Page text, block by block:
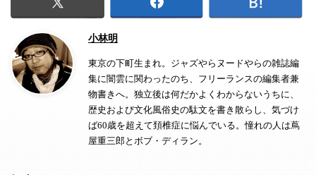
小林明
東京の下町生まれ。ジャズやらヌードやらの雑誌編
集に闇雲に関わったのち、フリーランスの編集者兼
物書きへ。独立後は何だかよくわからないうちに、
歴史および文化風俗史の駄文を書き散らし、気づけ
ば60歳を超えて頚椎症に悩んでいる。憧れの人は蔦
屋重三郎とボブ・ディラン。